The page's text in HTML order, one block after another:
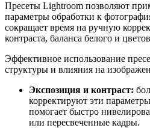
Пресеты Lightroom позволяют
параметры обработки к
сокращает время на ручную
контраста, баланса белого и
Эффективное использование
структуры и влияния на
Экспозиция и контраст:
корректируют эти
помогает быстро
или пересвеченные кадры.